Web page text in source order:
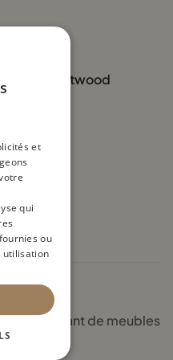
à toutes les
compact ou plus
petites chambres.
pour accompagner
autonomie.
familles nombreuses ou les
et confortable pour
nuit.
enfants qui aiment avoir
au design enchanteur.
Le lit cabanne offre un style
qui recherchent un
solde est une excellente
Smartwood
- Fabricant de meubles
et
qui
ou
utilisation